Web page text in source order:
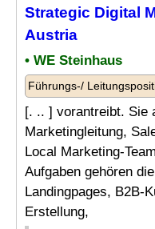
Strategic Digital
Austria
• WE Steinhaus
Führungs-/
[. .. ] vorantreibt. Sie
Marketingleitung,
Local Marketing-
Aufgaben gehören
Landingpages, B2B-
Erstellung,